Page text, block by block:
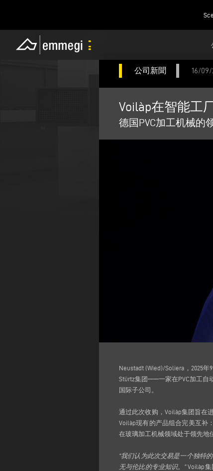
公司新聞 16/09/
Voilàp在智能工
德国PVC加工机械的
Neustadt (Wied)/Soliera，2025
Stürtz集团——一家在PVC加工自
国际子公司。
通过此次收购，Voilàp集团旨在
Voilàp现有的产品组合完美互补
在玻璃加工机械领域处于领先地
“我们认为此次交易是一个独特
无与伦比的专业知识。”Voilàp集